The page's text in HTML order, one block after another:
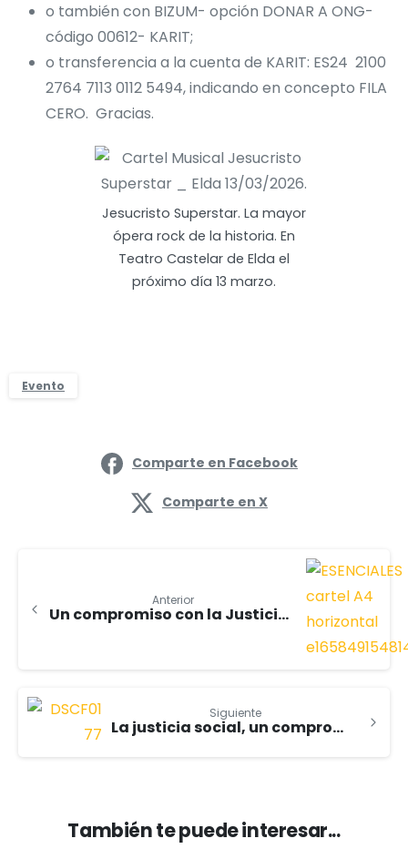
o también con BIZUM- opción DONAR A ONG-
código 00612- KARIT;
o transferencia a la cuenta de KARIT: ES24 2100
2764 7113 0112 5494, indicando en concepto FILA
CERO. Gracias.
Jesucristo Superstar. La mayor
ópera rock de la historia. En
Teatro Castelar de Elda el
próximo día 13 marzo.
Evento
Comparte en Facebook
Comparte en X
Anterior
Un compromiso con la Justicia: ¿Por qué Karit apoya la regularización extraordinaria de migrantes?
Siguiente
La justicia social, un compromiso permanente
También te puede interesar...